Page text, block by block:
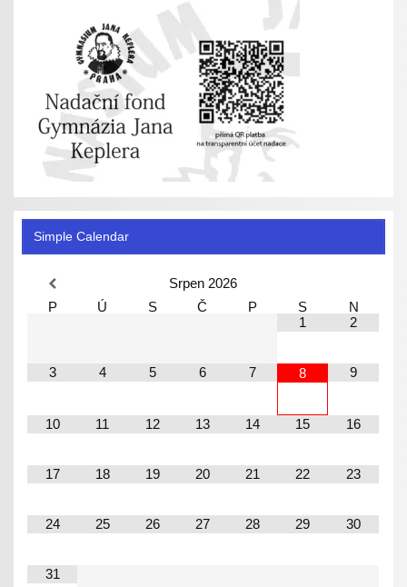
Simple Calendar
Srpen 2026
P
Ú S Č P S
N
1
2
3 4 5 6 7 8 9
10 11 12 13 14 15 16
17 18 19 20 21 22 23
24 25 26 27 28 29 30
31